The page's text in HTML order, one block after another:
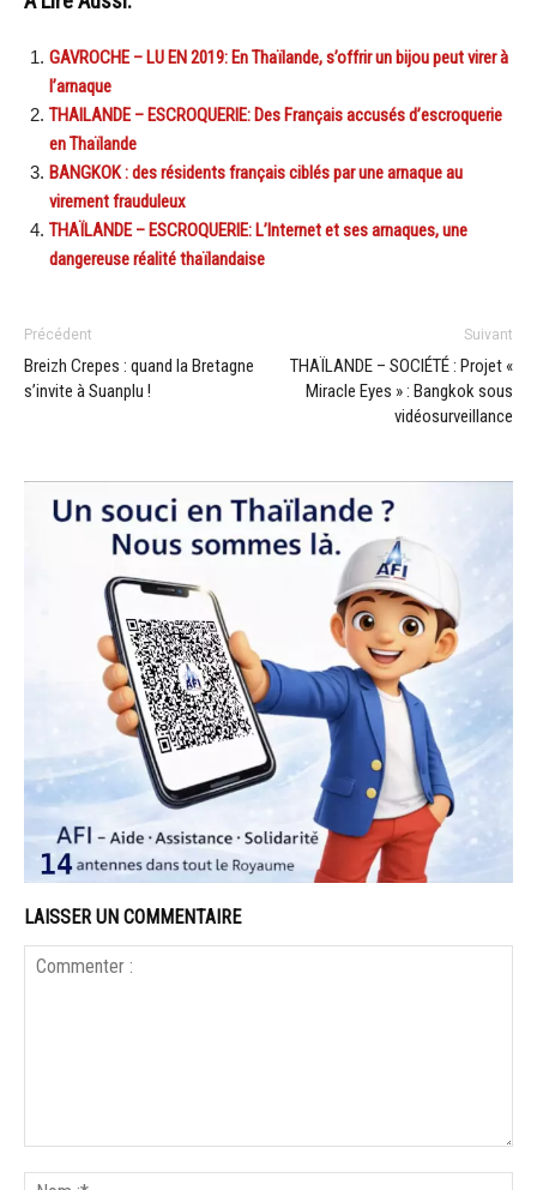
GAVROCHE – LU EN 2019: En Thaïlande, s’offrir un bijou peut virer à
l’arnaque
THAILANDE – ESCROQUERIE: Des Français accusés d’escroquerie
en Thaïlande
BANGKOK : des résidents français ciblés par une arnaque au
virement frauduleux
THAÏLANDE – ESCROQUERIE: L’Internet et ses arnaques, une
dangereuse réalité thaïlandaise
Précédent
Breizh Crepes : quand la Bretagne
s’invite à Suanplu !
Suivant
THAÏLANDE – SOCIÉTÉ : Projet «
Miracle Eyes » : Bangkok sous
vidéosurveillance
LAISSER UN COMMENTAIRE